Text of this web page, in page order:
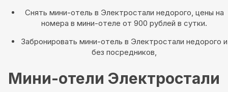
Снять мини-отель в Электростали недорого, цены на
номера в мини-отеле от 900 рублей в сутки.
Забронировать мини-отель в Электростали недорого и
без посредников,
Мини-отели Электростали